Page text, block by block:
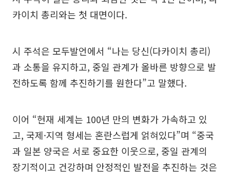
카이치 총리와는 첫 대면이다.
시 주석은 모두발언에서 “나는 당신(다카이치 총리)
과 소통을 유지하고, 중일 관계가 올바른 방향으로 발
전하도록 함께 추진하기를 원한다”고 말했다.
이어 “현재 세계는 100년 만의 변화가 가속하고 있
고, 국제·지역 형세는 혼란스럽게 얽혀있다”며 “중국
과 일본 양국은 서로 중요한 이웃으로, 중일 관계의
장기적이고 건강하며 안정적인 발전을 추진하는 것은